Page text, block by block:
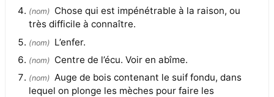
(nom) Chose qui est impénétrable à la raison, ou
très difficile à connaître.
(nom) L’enfer.
(nom) Centre de l’écu. Voir en abîme.
(nom) Auge de bois contenant le suif fondu, dans
lequel on plonge les mèches pour faire les